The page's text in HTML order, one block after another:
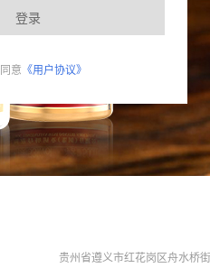
登录
意 《用户协议》
贵州省遵义市红花岗区舟水桥